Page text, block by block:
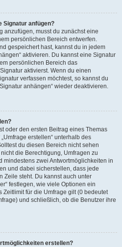
Signatur anfügen?
anzufügen, musst du zunächst eine
persönlichen Bereich entwerfen.
gespeichert hast, kannst du in jedem
aktivieren. Du kannst eine Signatur
persönlichen Bereich das
aktivierst. Wenn du einen
verfassen möchtest, so kannst du
anhängen“ wieder deaktivieren.
oder den ersten Beitrag eines Themas
erstellen“ unterhalb des
du diesen Bereich nicht sehen
die Berechtigung, Umfragen zu
mindestens zwei Antwortmöglichkeiten in
und dabei sicherstellen, dass jede
Zeile steht. Du kannst auch unter
festlegen, wie viele Optionen ein
Zeitlimit für die Umfrage gilt (0 bedeutet
und schließlich, ob die Benutzer ihre
erstellen?